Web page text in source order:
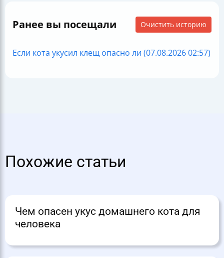
Ранее вы посещали Очистить историю
Если кота укусил клещ опасно ли (07.08.2026 02:57)
Похожие статьи
Чем опасен укус домашнего кота для
человека